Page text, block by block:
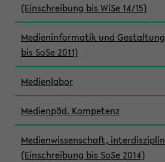
(Einschreibung bis WiSe 14/15)
Medieninformatik und
bis SoSe 2011)
Medienlabor
Medienpäd. Kompetenz
Medienwissenschaft,
(Einschreibung bis SoSe 2014)